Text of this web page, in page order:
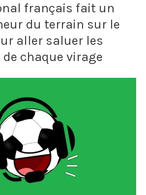
français fait un
du terrain sur le
aller saluer les
chaque virage